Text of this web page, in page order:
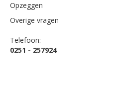
Opzeggen
Overige vragen
Telefoon:
0251 - 257924